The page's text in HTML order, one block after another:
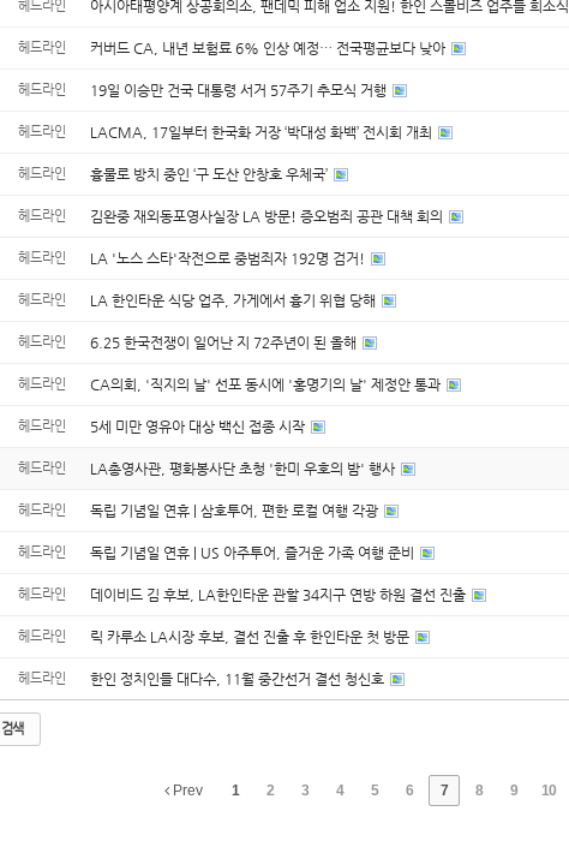
헤드라인 아시아태평양계 상공회의소, 팬데믹 피해 업소 지원! 한인 스몰비즈 업주들 희소식
헤드라인 커버드 CA, 내년 보험료 6% 인상 예정… 전국평균보다 낮아
헤드라인 19일 이승만 건국 대통령 서거 57주기 추모식 거행
헤드라인 LACMA, 17일부터 한국화 거장 ‘박대성 화백’ 전시회 개최
헤드라인 흉물로 방치 중인 ‘구 도산 안창호 우체국’
헤드라인 김완중 재외동포영사실장 LA 방문! 증오범죄 공관 대책 회의
헤드라인 LA '노스 스타'작전으로 중범죄자 192명 검거!
헤드라인 LA 한인타운 식당 업주, 가게에서 흉기 위협 당해
헤드라인 6.25 한국전쟁이 일어난 지 72주년이 된 올해
헤드라인 CA의회, '직지의 날' 선포 동시에 '홍명기의 날' 제정안 통과
헤드라인 5세 미만 영유아 대상 백신 접종 시작
헤드라인 LA총영사관, 평화봉사단 초청 '한미 우호의 밤' 행사
헤드라인 독립 기념일 연휴 | 삼호투어, 편한 로컬 여행 각광
헤드라인 독립 기념일 연휴 | US 아주투어, 즐거운 가족 여행 준비
헤드라인 데이비드 김 후보, LA한인타운 관할 34지구 연방 하원 결선 진출
헤드라인 릭 카루소 LA시장 후보, 결선 진출 후 한인타운 첫 방문
헤드라인 한인 정치인들 대다수, 11월 중간선거 결선 청신호
검색
Prev 1 2 3 4 5 6 7 8 9 10